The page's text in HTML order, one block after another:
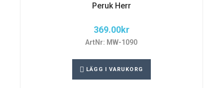
Peruk Herr
369.00kr
ArtNr: MW-1090
LÄGG I VARUKORG